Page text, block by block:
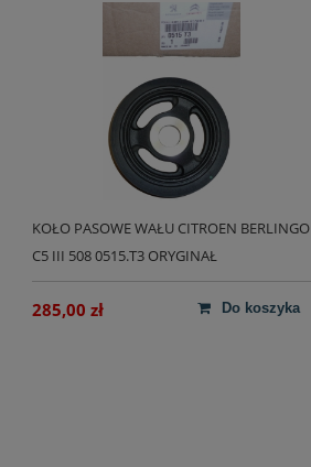
KOŁO PASOWE WAŁU CITROEN BERLINGO
C5 III 508 0515.T3 ORYGINAŁ
285,00 zł do koszyka